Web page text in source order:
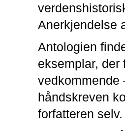
Anerkjendelse
Antologien
eksemplar, der
vedkommende
håndskreven
forfatteren selv.